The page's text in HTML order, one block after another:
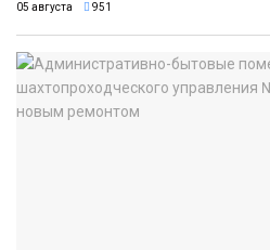
05 августа 951